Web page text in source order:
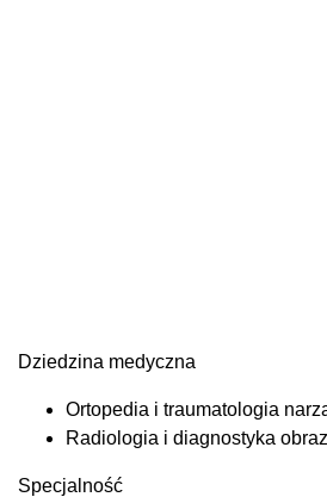
Dziedzina medyczna
Ortopedia i traumatologia
Radiologia i diagnostyka
Specjalność